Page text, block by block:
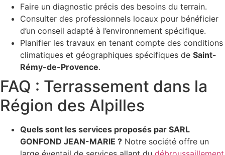
Faire un diagnostic précis des besoins du terrain.
Consulter des professionnels locaux pour bénéficier
d’un conseil adapté à l’environnement spécifique.
Planifier les travaux en tenant compte des conditions
climatiques et géographiques spécifiques de Saint-
Rémy-de-Provence.
FAQ : Terrassement dans la
Région des Alpilles
Quels sont les services proposés par SARL
GONFOND JEAN-MARIE ? Notre société offre un